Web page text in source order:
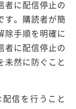
者に配信停止の
す。購読者が簡
除手順を明確に
者に配信停止の
未然に防ぐこと
信を行うこと